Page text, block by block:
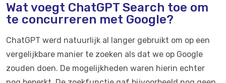
Wat voegt ChatGPT Search toe om
te concurreren met Google?
ChatGPT werd natuurlijk al langer gebruikt om op een
vergelijkbare manier te zoeken als dat we op Google
zouden doen. De mogelijkheden waren hierin echter